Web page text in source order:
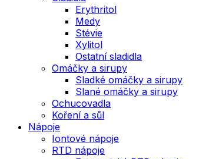
Erythritol
Medy
Stévie
Xylitol
Ostatní sladidla
Omáčky a sirupy
Sladké omáčky a sirupy
Slané omáčky a sirupy
Ochucovadla
Koření a sůl
Nápoje
Iontové nápoje
RTD nápoje